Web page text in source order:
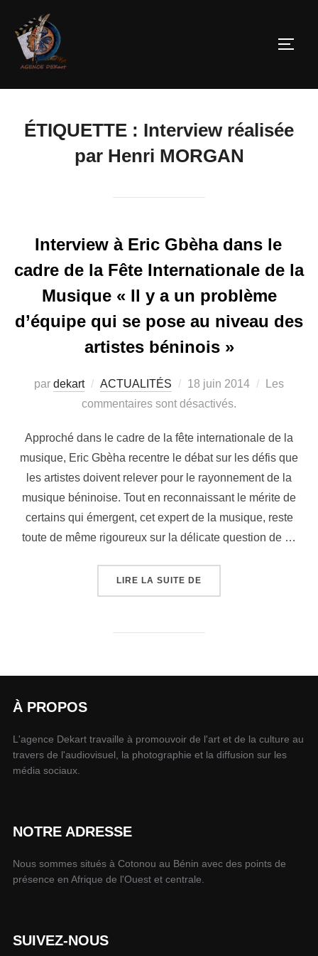
ÉTIQUETTE : Interview réalisée
par Henri MORGAN
Interview à Eric Gbèha dans le
cadre de la Fête Internationale de la
Musique « Il y a un problème
d’équipe qui se pose au niveau des
artistes béninois »
par dekart ACTUALITÉS 18 juin 2014
Les
commentaires sont désactivés.
Approché dans le cadre de la fête internationale de la
musique, Eric Gbèha recentre le débat sur les défis que
les artistes doivent relever pour le rayonnement de la
musique béninoise. Tout en reconnaissant le mérite de
certains qui émergent, cet expert de la musique, reste
toute de même rigoureux sur la délicate question de …
LIRE LA SUITE DE
À PROPOS
L'agence Dekart travaille à promouvoir de l'art et de la culture au
travers de l'audiovisuel, la photographie et la diffusion sur les
média sociaux.
NOTRE ADRESSE
Nous sommes situés à Cotonou au Bénin avec des points de
présence en Afrique de l'Ouest et centrale.
SUIVEZ-NOUS